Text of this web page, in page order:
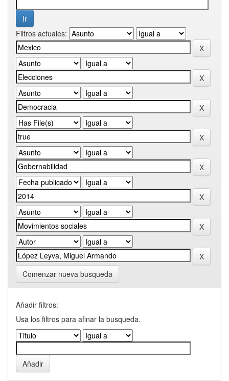
Filtros actuales:
Comenzar nueva busqueda
Añadir filtros:
Usa los filtros para afinar la busqueda.